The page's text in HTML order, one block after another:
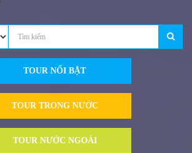
TOUR NỔI BẬT
TOUR TRONG NƯỚC
TOUR NƯỚC NGOÀI